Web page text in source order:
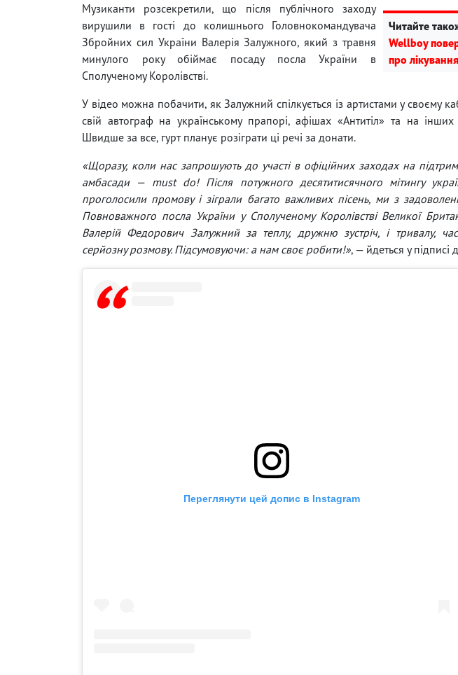
Читайте
Wellboy
про
Музиканти розсекретили, що після публічного заходу
вирушили в гості до колишнього Головнокомандувача
Збройних сил України Валерія Залужного, який з травня
минулого року обіймає посаду посла України в
Сполученому Королівстві.
У відео можна побачити, як Залужний спілкується із артистами у своєму
свій автограф на українському прапорі, афішах «Антитіл» та на
Швидше за все, гурт планує розіграти ці речі за донати.
«Щоразу, коли нас запрошують до участі в офіційних заходах на
амбасади — must do! Після потужного десятитисячного мітингу
проголосили промову і зіграли багато важливих пісень, ми з
Повноважного посла України у Сполученому Королівстві Великої
Валерій Федорович Залужний за теплу, дружню зустріч, і тривалу,
серйозну розмову. Підсумовуючи: а нам своє робити!», — йдеться у підписі
Переглянути цей допис в Instagram